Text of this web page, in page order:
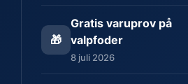
🎁
Gratis varuprov på
valpfoder
8 juli 2026